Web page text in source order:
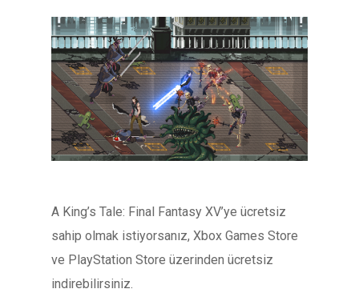
A King’s Tale: Final Fantasy XV’ye ücretsiz
sahip olmak istiyorsanız, Xbox Games Store
ve PlayStation Store üzerinden ücretsiz
indirebilirsiniz.